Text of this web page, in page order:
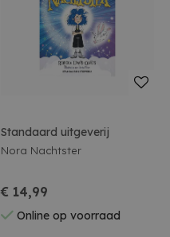
Standaard uitgeverij
Nora Nachtster
€ 14,99
Online op voorraad